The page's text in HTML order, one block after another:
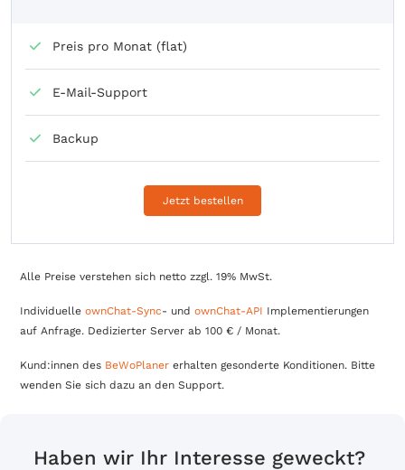
Preis pro Monat (flat)
E-Mail-Support
Backup
Jetzt bestellen
Alle Preise verstehen sich netto zzgl. 19% MwSt.
IndividuelleownChat-Sync- undownChat-API Implementierungen
auf Anfrage. Dedizierter Server ab 100 € / Monat.
Kund:innen des BeWoPlaner erhalten gesonderte Konditionen. Bitte
wenden Sie sich dazu an den Support.
Haben wir Ihr Interesse geweckt?